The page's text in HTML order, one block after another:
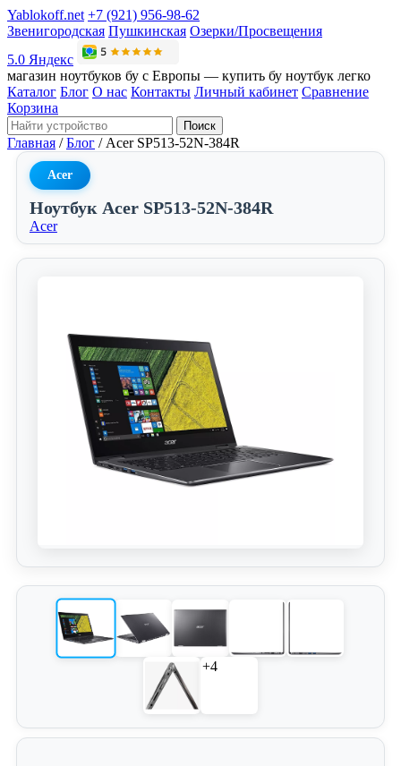
Yablokoff.net +7 (921) 956-98-62
Звенигородская Пушкинская Озерки/Просвещения
5.0 Яндекс
магазин ноутбуков бу с Европы — купить бу ноутбук легко
Каталог Блог О нас Контакты Личный кабинет Сравнение
Корзина
Поиск
Главная / Блог / Acer SP513-52N-384R
Acer
Ноутбук Acer SP513-52N-384R
Acer
+4